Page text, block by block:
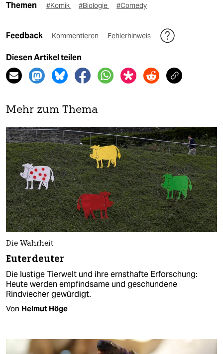
Themen #Komik #Biologie #Comedy
Feedback Kommentieren Fehlerhinweis
Diesen Artikel teilen
Mehr zum Thema
Die Wahrheit
Euterdeuter
Die lustige Tierwelt und ihre ernsthafte Erforschung:
Heute werden empfindsame und geschundene
Rindviecher gewürdigt.
Von Helmut Höge